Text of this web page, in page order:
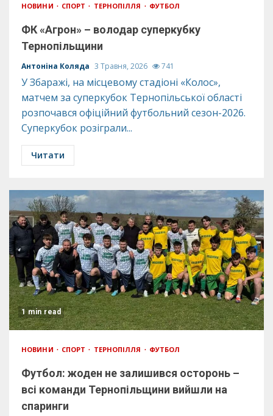
НОВИНИ СПОРТ ТЕРНОПІЛЛЯ ФУТБОЛ
ФК «Агрон» – володар суперкубку
Тернопільщини
Антоніна Коляда 3 Травня, 2026 741
У Збаражі, на місцевому стадіоні «Колос»,
матчем за суперкубок Тернопільської області
розпочався офіційний футбольний сезон-2026.
Суперкубок розіграли...
Читати
1 min read
НОВИНИ СПОРТ ТЕРНОПІЛЛЯ ФУТБОЛ
Футбол: жоден не залишився осторонь –
всі команди Тернопільщини вийшли на
спаринги